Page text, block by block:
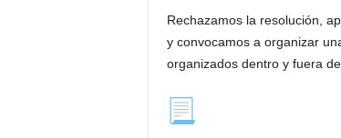
Rechazamos la resolución,
y convocamos a organizar
organizados dentro y fuera